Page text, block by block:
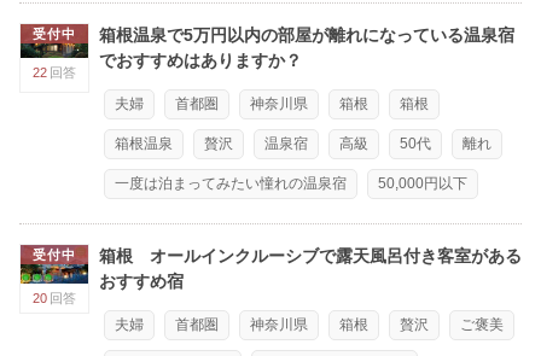
受付中
22 回答
箱根温泉で5万円以内の部屋が離れになっている温泉宿
でおすすめはありますか？
夫婦 首都圏 神奈川県 箱根 箱根
箱根温泉 贅沢 温泉宿 高級 50代 離れ
一度は泊まってみたい憧れの温泉宿 50,000円以下
受付中
20 回答
箱根 オールインクルーシブで露天風呂付き客室がある
おすすめ宿
夫婦 首都圏 神奈川県 箱根 贅沢 ご褒美